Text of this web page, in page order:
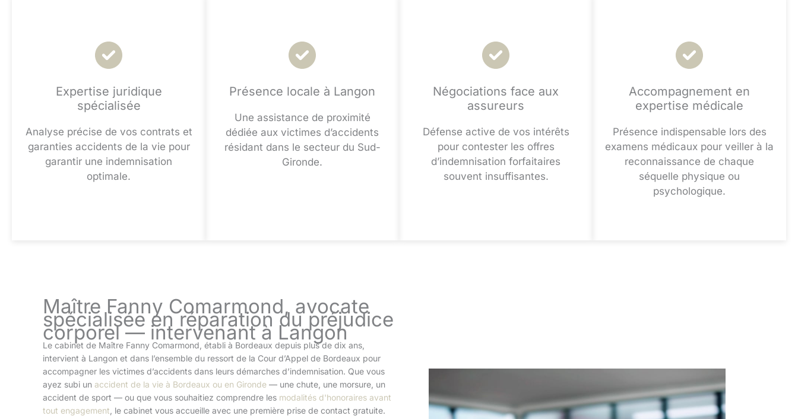
Expertise juridique
spécialisée
Analyse précise de vos contrats et
garanties accidents de la vie pour
garantir une indemnisation
optimale.
Présence locale à Langon
Une assistance de proximité
dédiée aux victimes d’accidents
résidant dans le secteur du Sud-
Gironde.
Négociations face aux
assureurs
Défense active de vos intérêts
pour contester les offres
d’indemnisation forfaitaires
souvent insuffisantes.
Accompagnement en
expertise médicale
Présence indispensable lors des
examens médicaux pour veiller à la
reconnaissance de chaque
séquelle physique ou
psychologique.
Maître Fanny Comarmond, avocate
spécialisée en réparation du préjudice
corporel — intervenant à Langon
Le cabinet de Maître Fanny Comarmond, établi à Bordeaux depuis plus de dix ans,
intervient à Langon et dans l’ensemble du ressort de la Cour d’Appel de Bordeaux pour
accompagner les victimes d’accidents dans leurs démarches d’indemnisation. Que vous
ayez subi un accident de la vie à Bordeaux ou en Gironde — une chute, une morsure, un
accident de sport — ou que vous souhaitiez comprendre les modalités d'honoraires avant
tout engagement , le cabinet vous accueille avec une première prise de contact gratuite.